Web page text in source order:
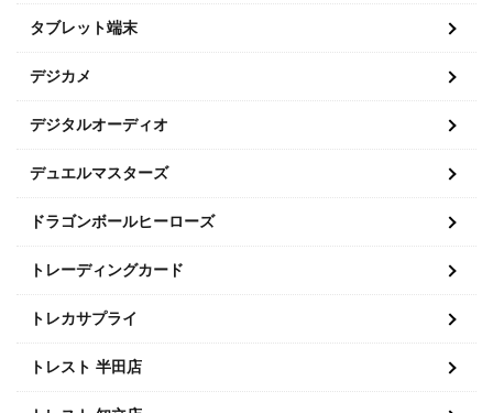
タブレット端末
デジカメ
デジタルオーディオ
デュエルマスターズ
ドラゴンボールヒーローズ
トレーディングカード
トレカサプライ
トレスト 半田店